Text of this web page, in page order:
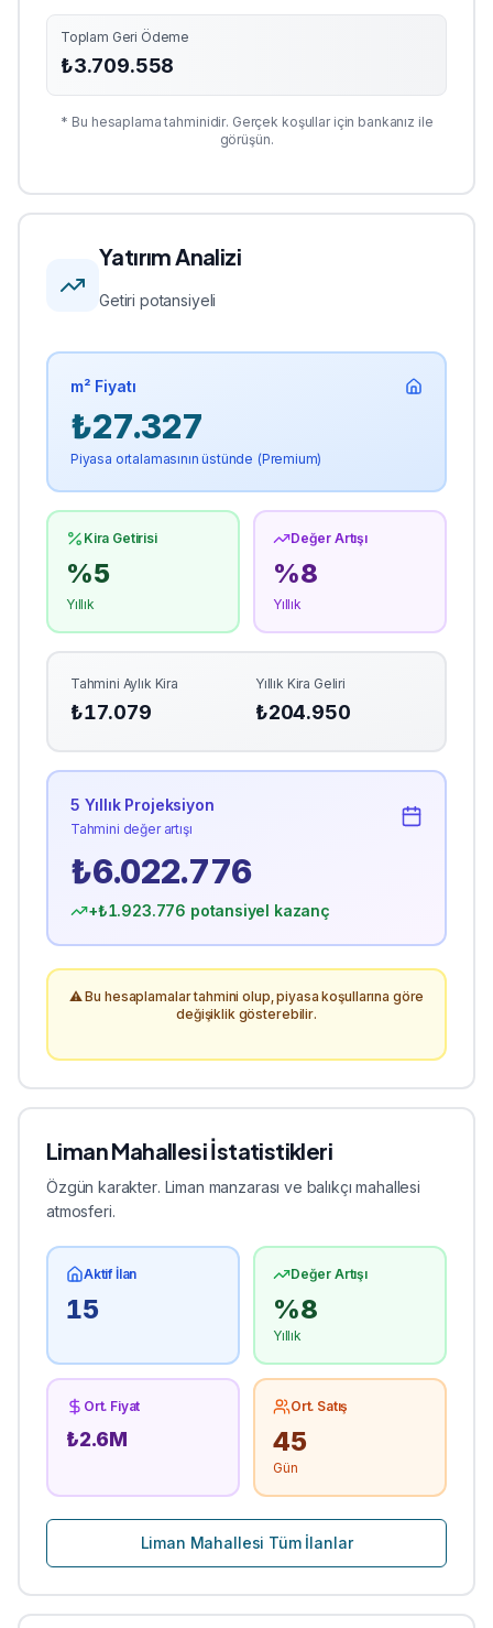
Toplam Geri Ödeme
₺3.709.558
* Bu hesaplama tahminidir. Gerçek koşullar için bankanız ile
görüşün.
Yatırım Analizi
Getiri potansiyeli
m² Fiyatı
₺27.327
Piyasa ortalamasının üstünde (Premium)
Kira Getirisi
%5
Yıllık
Değer Artışı
%8
Yıllık
Tahmini Aylık Kira
₺17.079
Yıllık Kira Geliri
₺204.950
5 Yıllık Projeksiyon
Tahmini değer artışı
₺6.022.776
+₺1.923.776 potansiyel kazanç
⚠️ Bu hesaplamalar tahmini olup, piyasa koşullarına göre
değişiklik gösterebilir.
LimanMahallesi İstatistikleri
Özgün karakter. Liman manzarası ve balıkçı mahallesi
atmosferi.
Aktif İlan
15
Değer Artışı
%8
Yıllık
Ort. Fiyat
₺2.6M
Ort. Satış
45
Gün
Liman Mahallesi Tüm İlanlar